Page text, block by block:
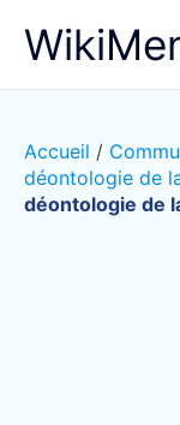
Accueil /
déontologie de
déontologie de